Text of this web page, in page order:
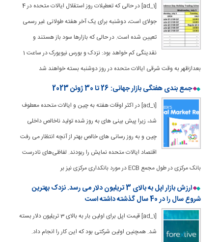
[ad_1] در حالی که تعطیلات روز استقلال ایالات متحده در 4
جولای است، دوشنبه برای یک آخر هفته طولانی غیر رسمی
تعیین شده است. در حالی که بازارها سود باز هستند و
نقدینگی کم خواهد بود: نزدک و بورس نیویورک در ساعت 1
بعدازظهر به وقت شرقی ایالات متحده در روز دوشنبه بسته خواهند شد
جمع بندی هفتگی بازار جهانی: 26 تا 30 ژوئن 2023
[ad_1] در اکثر اوقات هفته به چین و ایالات متحده معطوف
شد، زیرا پیش بینی های به روز شده تولید ناخالص داخلی
چین و به روز رسانی های خالص بهتر از آنچه انتظار می رفت
اقتصاد ایالات متحده نمایش را ربودند. لفاظی‌های نادرست
بانک مرکزی در طول مجمع ECB در مورد بانکداری مرکزی نیز بر
ارزش بازار اپل به بالای 3 تریلیون دلار می رسد. نزدک بهترین
شروع سال را در 40 سال گذشته داشته است
[ad_1] قیمت اپل برای اولین بار به بالای 3 تریلیون دلار بسته
شد. همچنین اولین شرکتی بود که این کار را انجام داد.